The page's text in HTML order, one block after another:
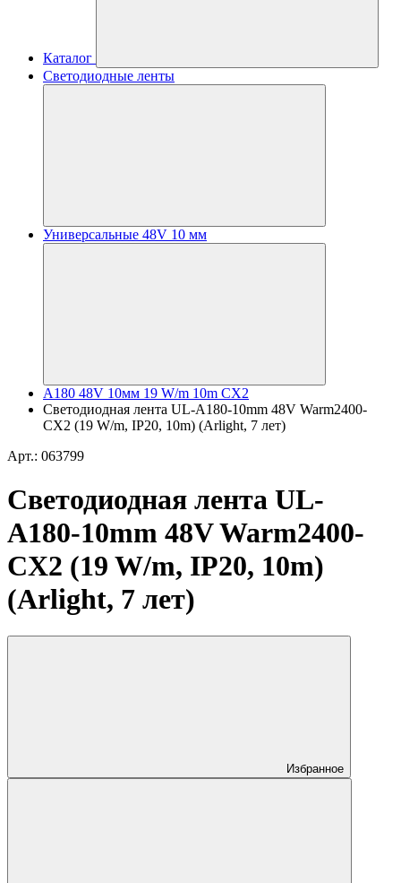
Каталог
Светодиодные ленты
Универсальные 48V 10 мм
A180 48V 10мм 19 W/m 10m CX2
Светодиодная лента UL-A180-10mm 48V Warm2400-
CX2 (19 W/m, IP20, 10m) (Arlight, 7 лет)
Арт.: 063799
Светодиодная лента UL-
A180-10mm 48V Warm2400-
CX2 (19 W/m, IP20, 10m)
(Arlight, 7 лет)
Избранное